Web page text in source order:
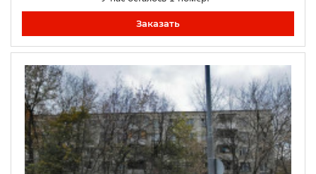
Заказать